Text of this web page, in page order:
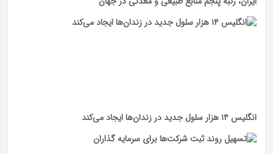
انگلیس ۱۴ هزار سلول جدید در زندان‌ها ایجاد می‌کند